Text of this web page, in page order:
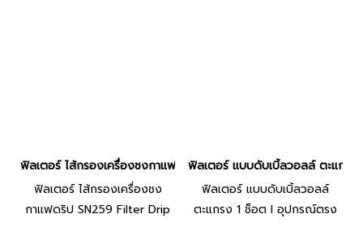
ฟิลเตอร์ ไส้กรองเครื่องชงกาแฟดริป SN259 Filter Drip Coffee
ฟิลเตอร์ ไส้กรองเครื่องชง
กาแฟดริป SN259 Filter Drip
ฟิลเตอร์ แบบดับเบิ้ลวอลล์ ตะแกร
ฟิลเตอร์ แบบดับเบิ้ลวอลล์
ตะแกรง 1 ช็อต l อุปกรณ์ตรง